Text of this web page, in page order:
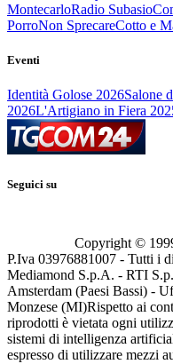
MontecarloRadio Subasio
PorroNon SprecareCotto e
Eventi
Identità Golose 2026Salone
2026L'Artigiano in Fiera
Seguici su
Copyright ©
P.Iva 03976881007 - Tutti i
Mediamond S.p.A. - RTI
Amsterdam (Paesi Bassi) -
Monzese (MI)Rispetto ai
riprodotti è vietata ogni
sistemi di intelligenza
espresso di utilizzare mezzi